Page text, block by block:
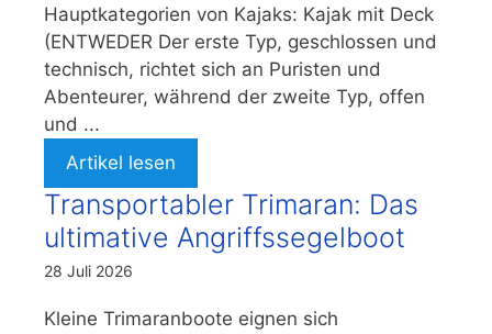
Hauptkategorien von Kajaks: Kajak mit Deck
(ENTWEDER Der erste Typ, geschlossen und
technisch, richtet sich an Puristen und
Abenteurer, während der zweite Typ, offen
und ...
Artikel lesen
Transportabler Trimaran: Das
ultimative Angriffssegelboot
28 Juli 2026
Kleine Trimaranboote eignen sich